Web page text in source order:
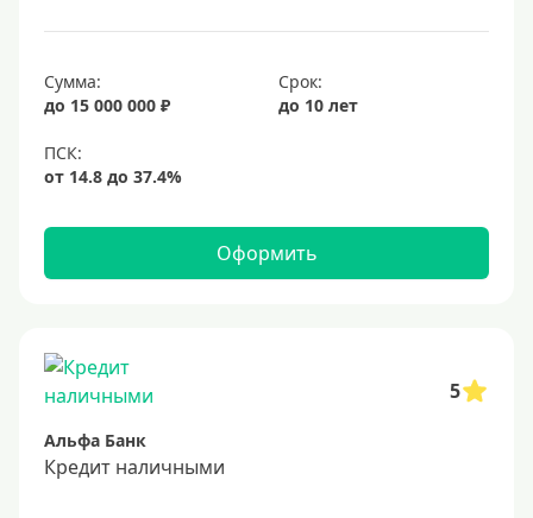
25 лет
30 лет
Месяц
2 месяца
3 месяца
6 месяцев
Ставка
4%
6%
Сумма:
до 15 000 000 ₽
Срок:
до 10 лет
Оформить
5
Альфа Банк
Кредит наличными